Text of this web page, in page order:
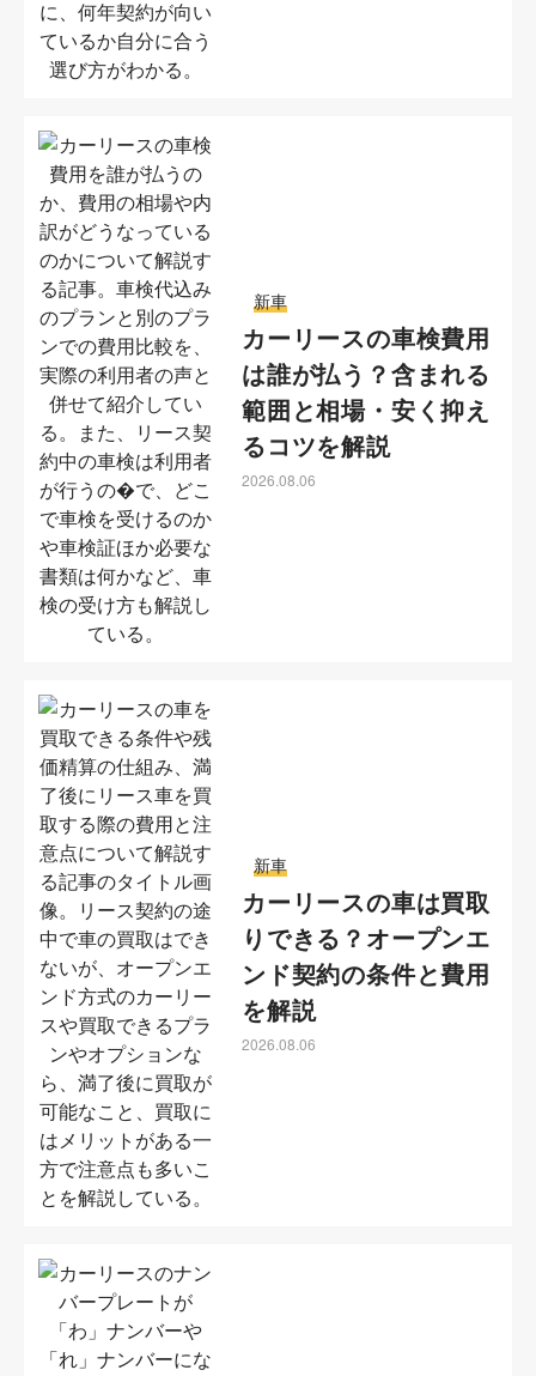
新車
カーリースの車検費用
は誰が払う？含まれる
範囲と相場・安く抑え
るコツを解説
2026.08.06
新車
カーリースの車は買取
りできる？オープンエ
ンド契約の条件と費用
を解説
2026.08.06